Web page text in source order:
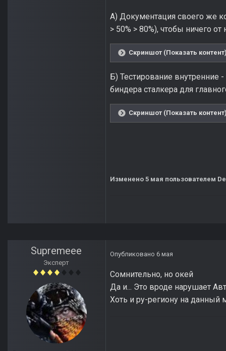
А) Документация своего же
> 50% > 80%), чтобы ничего от
Скриншот (Показать
Б) Тестирование внутренние
биндера сталкера для
Скриншот (Показать
Изменено 5 мая пользователем
Supremeee
Эксперт
Опубликовано 6 мая
Сомнительно, но окей
Да и... Это вроде нарушает
Хоть и ру-региону на данный